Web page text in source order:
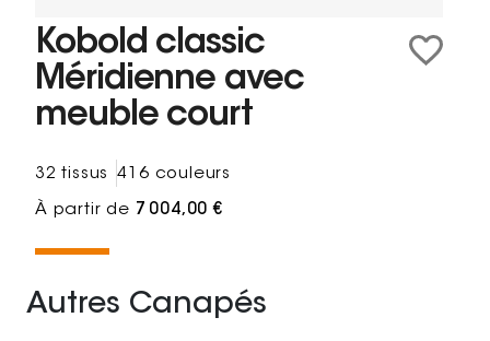
Kobold classic
Méridienne avec
meuble court
32 tissus 416 couleurs
À partir de 7 004,00 €
Autres Canapés